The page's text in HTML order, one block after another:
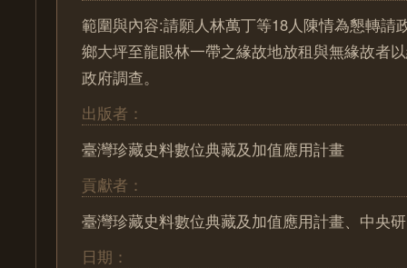
範圍與內容:請願人林萬丁等18人陳情為懇轉請
鄉大坪至龍眼林一帶之緣故地放租與無緣故者
政府調查。
出版者：
臺灣珍藏史料數位典藏及加值應用計畫
貢獻者：
臺灣珍藏史料數位典藏及加值應用計畫、中央
日期：